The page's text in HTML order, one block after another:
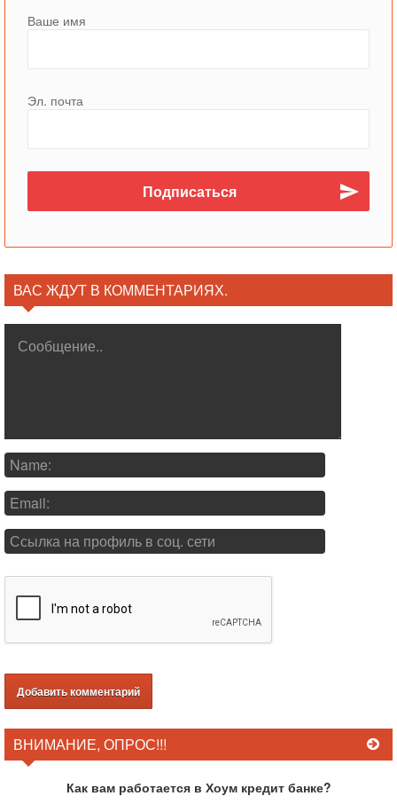
Ваше имя
Эл. почта
ВАС ЖДУТ В КОММЕНТАРИЯХ.
ВНИМАНИЕ, ОПРОС!!!
Как вам работается в Хоум кредит банке?